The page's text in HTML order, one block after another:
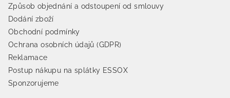
Způsob objednání a odstoupení od smlouvy
Dodání zboží
Obchodní podmínky
Ochrana osobních údajů (GDPR)
Reklamace
Postup nákupu na splátky ESSOX
Sponzorujeme